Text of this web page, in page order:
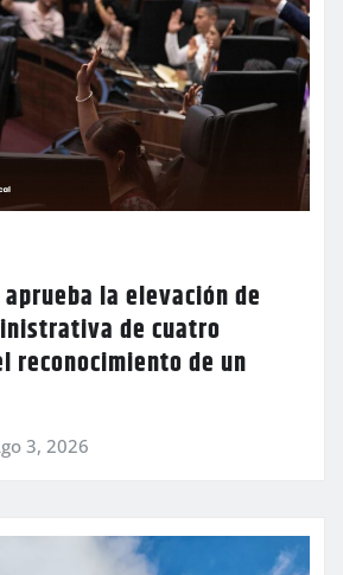
la elevación de
de cuatro
reconocimiento de un
3, 2026